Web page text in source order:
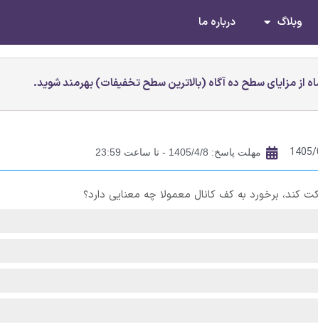
وبلاگ درباره ما
از مزایای سطح ده آگاه (بالاترین سطح تخفیفات) بهرمند شوید.
مهلت پاسخ: 1405/4/8 - تا ساعت 23:59
برخورد به کف کانال معمولا چه معنایی دارد؟